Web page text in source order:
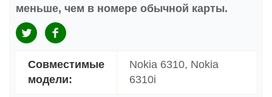
меньше, чем в номере обычной карты.
Совместимые
модели:
Nokia 6310, Nokia
6310i